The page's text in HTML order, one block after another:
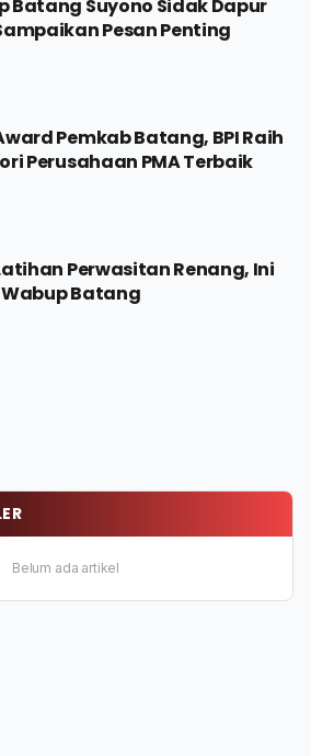
Batang Suyono Sidak Dapur
Pesan Penting
Pemkab Batang, BPI Raih
Perusahaan PMA Terbaik
Perwasitan Renang, Ini
Wabup Batang
Belum ada artikel